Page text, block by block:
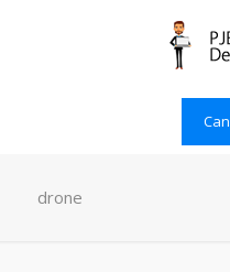
drone